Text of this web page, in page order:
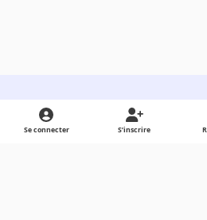
Light ModeDark ModeSystem Preference
Se connecter S’inscrire